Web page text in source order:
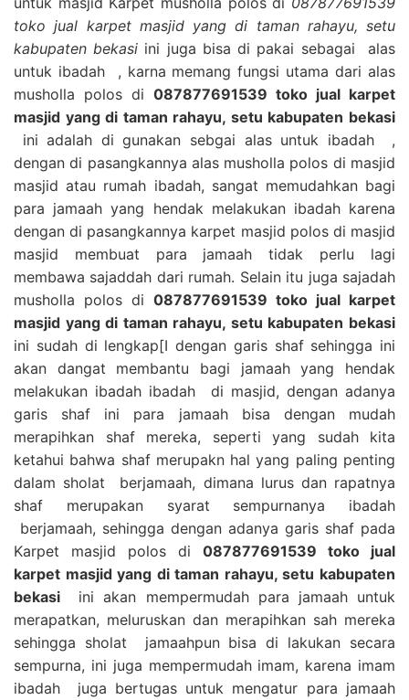
toko jual karpet masjid yang di taman rahayu, setu
kabupaten bekasi ini juga bisa di pakai sebagai alas
untuk ibadah , karna memang fungsi utama dari alas
musholla polos di 087877691539 toko jual karpet
masjid yang di taman rahayu, setu kabupaten bekasi
ini adalah di gunakan sebgai alas untuk ibadah ,
dengan di pasangkannya alas musholla polos di masjid
masjid atau rumah ibadah, sangat memudahkan bagi
para jamaah yang hendak melakukan ibadah karena
dengan di pasangkannya karpet masjid polos di masjid
masjid membuat para jamaah tidak perlu lagi
membawa sajaddah dari rumah. Selain itu juga sajadah
musholla polos di 087877691539 toko jual karpet
masjid yang di taman rahayu, setu kabupaten bekasi
ini sudah di lengkap[I dengan garis shaf sehingga ini
akan dangat membantu bagi jamaah yang hendak
melakukan ibadah ibadah di masjid, dengan adanya
garis shaf ini para jamaah bisa dengan mudah
merapihkan shaf mereka, seperti yang sudah kita
ketahui bahwa shaf merupakn hal yang paling penting
dalam sholat berjamaah, dimana lurus dan rapatnya
shaf merupakan syarat sempurnanya ibadah
berjamaah, sehingga dengan adanya garis shaf pada
Karpet masjid polos di 087877691539 toko jual
karpet masjid yang di taman rahayu, setu kabupaten
bekasi ini akan mempermudah para jamaah untuk
merapatkan, meluruskan dan merapihkan sah mereka
sehingga sholat jamaahpun bisa di lakukan secara
sempurna, ini juga mempermudah imam, karena imam
ibadah juga bertugas untuk mengatur para jamaah